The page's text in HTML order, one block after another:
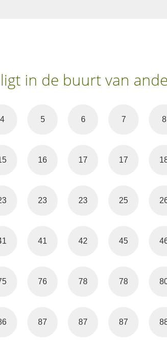
in de buurt van
4 5 6 7 8
16 17 17
23 23 25
41 42 45
76 78 78
87 87 87